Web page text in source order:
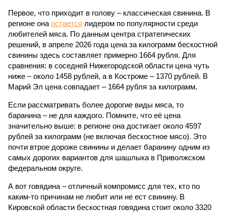
Первое, что приходит в голову – классическая свинина. В
регионе она остается лидером по популярности среди
любителей мяса. По данным центра стратегических
решений, в апреле 2026 года цена за килограмм бескостной
свинины здесь составляет примерно 1664 рубля. Для
сравнения: в соседней Нижегородской области цена чуть
ниже – около 1458 рублей, а в Костроме – 1370 рублей. В
Марий Эл цена совпадает – 1664 рубля за килограмм.
Если рассматривать более дорогие виды мяса, то
баранина – не для каждого. Помните, что её цена
значительно выше: в регионе она достигает около 4597
рублей за килограмм (не включая бескостное мясо). Это
почти втрое дороже свинины и делает баранину одним из
самых дорогих вариантов для шашлыка в Приволжском
федеральном округе.
А вот говядина – отличный компромисс для тех, кто по
каким-то причинам не любит или не ест свинину. В
Кировской области бескостная говядина стоит около 3320